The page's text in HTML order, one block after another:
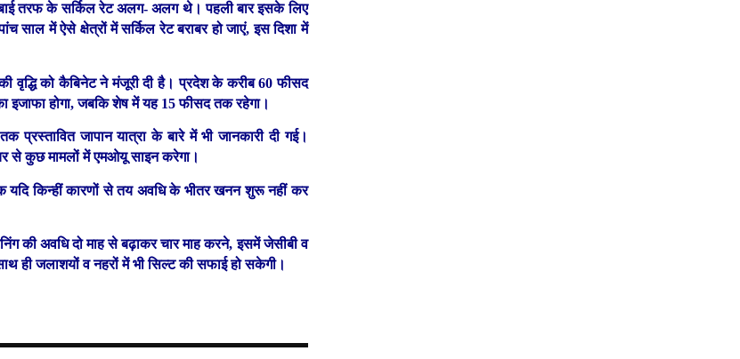
बाई तरफ के सर्किल रेट अलग- अलग थे। पहली बार इसके लिए
साल में ऐसे क्षेत्रों में सर्किल रेट बराबर हो जाएं, इस दिशा में
वृद्धि को कैबिनेट ने मंजूरी दी है। प्रदेश के करीब 60 फीसद
इजाफा होगा, जबकि शेष में यह 15 फीसद तक रहेगा।
जापान यात्रा के बारे में भी जानकारी दी गई।
से कुछ मामलों में एमओयू साइन करेगा।
यदि किन्हीं कारणों से तय अवधि के भीतर खनन शुरू नहीं कर
की अवधि दो माह से बढ़ाकर चार माह करने, इसमें जेसीबी व
ही जलाशयों व नहरों में भी सिल्ट की सफाई हो सकेगी।